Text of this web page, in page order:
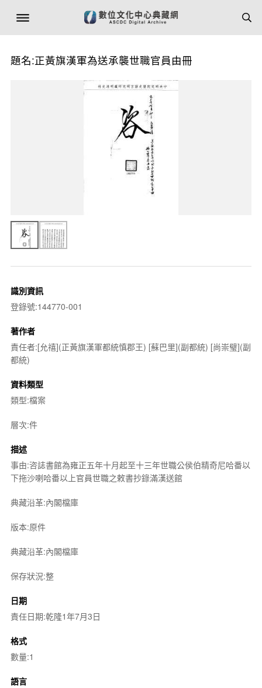
題名:正黃旗漢軍為送承襲世職官員由冊
識別資訊
登錄號:144770-001
著作者
責任者:[允禧](正黃旗漢軍都統慎郡王) [蘇巴里](副都統) [尚崇璧](副
都統)
資料類型
類型:檔案
層次:件
描述
事由:咨誌書館為雍正五年十月起至十三年世職公侯伯精奇尼哈番以
下拖沙喇哈番以上官員世職之敕書抄錄滿漢送館
典藏沿革:內閣檔庫
版本:原件
典藏沿革:內閣檔庫
保存狀況:整
日期
責任日期:乾隆1年7月3日
格式
數量:1
語言